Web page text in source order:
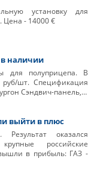
установку для
Цена - 14000 €
наличии
для полуприцепа. В
шт. Спецификация
Сэндвич-панель,…
выйти в плюс
Результат оказался
российские
в прибыль: ГАЗ -